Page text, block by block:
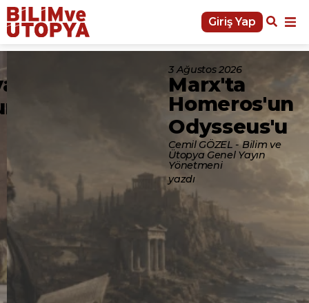
Giriş Yap
Oldu
3 Ağustos 2026
Marx'ta
Homeros'un
Odysseus'u
Cemil GÖZEL - Bilim ve
Ütopya Genel Yayın
Yönetmeni
yazdı